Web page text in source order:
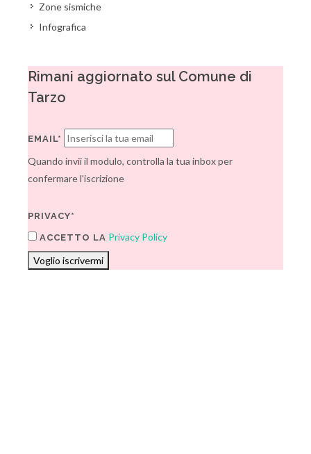
Zone sismiche
Infografica
Rimani aggiornato sul Comune di
Tarzo
EMAIL*
Quando invii il modulo, controlla la tua inbox per
confermare l'iscrizione
PRIVACY*
ACCETTO LA Privacy Policy
Voglio iscrivermi